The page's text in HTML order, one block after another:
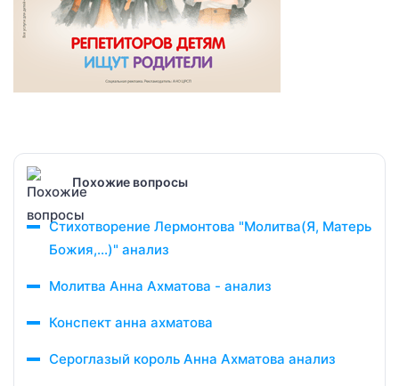
Похожие вопросы
Стихотворение Лермонтова "Молитва(Я, Матерь
Божия,...)" анализ
Молитва Анна Ахматова - анализ
Конспект анна ахматова
Сероглазый король Анна Ахматова анализ